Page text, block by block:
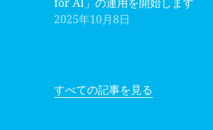
2025年10月8日
すべての記事を見る